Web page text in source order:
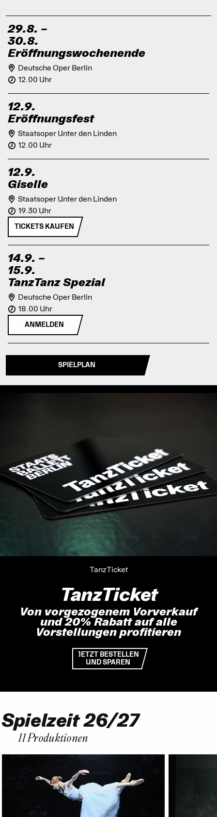
Vorwärts
29.8. –
30.8.
Eröffnungswochenende
Deutsche Oper Berlin
12.00 Uhr
12.9.
Eröffnungsfest
Staatsoper Unter den Linden
12.00 Uhr
12.9.
Giselle
Staatsoper Unter den Linden
19.30 Uhr
TICKETS KAUFEN
14.9. –
15.9.
TanzTanz Spezial
Deutsche Oper Berlin
18.00 Uhr
ANMELDEN
SPIELPLAN
TanzTicket
TanzTicket
Von vorgezogenem Vorverkauf
und 20% Rabatt auf alle
Vorstellungen profitieren
JETZT BESTELLEN
UND SPAREN
Spielzeit 26/27
11 Produktionen